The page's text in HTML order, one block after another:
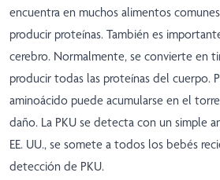
encuentra en muchos alimentos
producir proteínas. También es
cerebro. Normalmente, se convierte en
producir todas las proteínas del cuerpo.
aminoácido puede acumularse en el
daño. La PKU se detecta con un simple
EE. UU., se somete a todos los bebés
detección de PKU.